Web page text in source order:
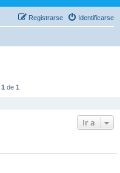
Identificarse
Registrarse
1 de 1
Ir a